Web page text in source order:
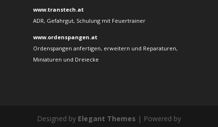
www.transtech.at
ADR, Gefahrgut, Schulung mit Feuertrainer
www.ordenspangen.at
Ordenspangen anfertigen, erweitern und Reparaturen,
Miniaturen und Dreiecke
Designed by Elegant Themes | Powered by